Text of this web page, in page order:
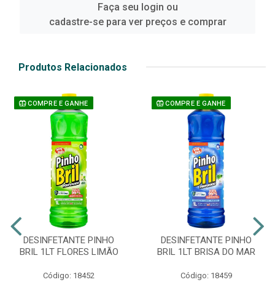
Faça seu login ou
cadastre-se para ver preços e comprar
Produtos Relacionados
COMPRE E GANHE
DESINFETANTE PINHO
BRIL 1LT FLORES LIMÃO
Código: 18452
COMPRE E GANHE
DESINFETANTE PINHO
BRIL 1LT BRISA DO MAR
Código: 18459